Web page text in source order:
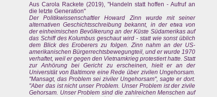
Aus Carola Rackete (2019), "Handeln statt hoffen - Aufruf an
die letzte Generation"
Der Politikwissenschaftler Howard Zinn wurde mit seiner
alternativen Geschichtsschreibung bekannt, in der etwa von
der einheimischen Bevölkerung an der Küste Südamerikas auf
das Schiff des Kolumbus geschaut wird - statt wie sonst üblich
dem Blick des Eroberers zu folgen. Zinn nahm an der US-
amerikanischen Bürgerrechtsbewegungteil, und er wurde 1970
verhaftet, weil er gegen den Vietnamkrieg protestiert hatte. Statt
zur Anhörung bei Gericht zu erscheinen, hielt er an der
Universität von Baltimore eine Rede über zivilen Ungehorsam.
"Mansagt, das Problem sei ziviler Ungehorsam", sagte er dort.
"Aber das ist nicht unser Problem. Unser Problem ist der zivile
Gehorsam. Unser Problem sind die zahlreichen Menschen auf